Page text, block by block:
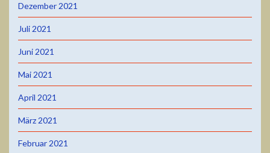
Dezember 2021
Juli 2021
Juni 2021
Mai 2021
April 2021
März 2021
Februar 2021